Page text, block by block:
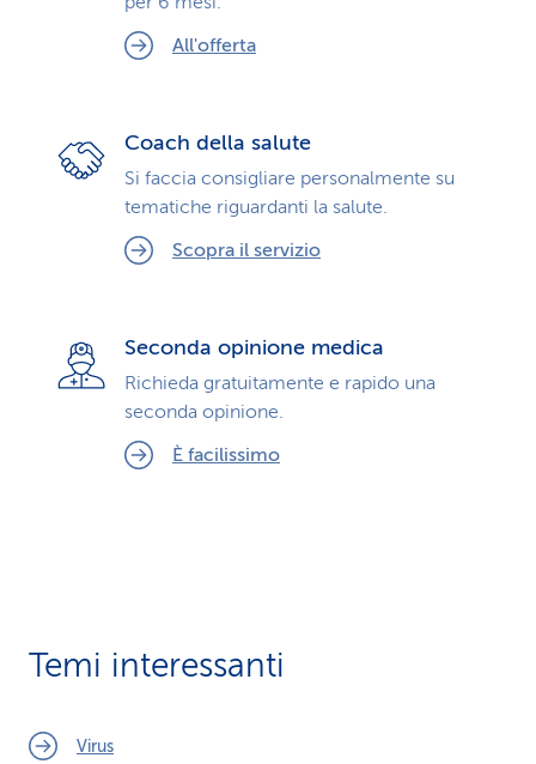
All'offerta
Coach della salute
Si faccia consigliare personalmente su
tematiche riguardanti la salute.
Scopra il servizio
Seconda opinione medica
Richieda gratuitamente e rapido una
seconda opinione.
È facilissimo
Temi interessanti
Virus